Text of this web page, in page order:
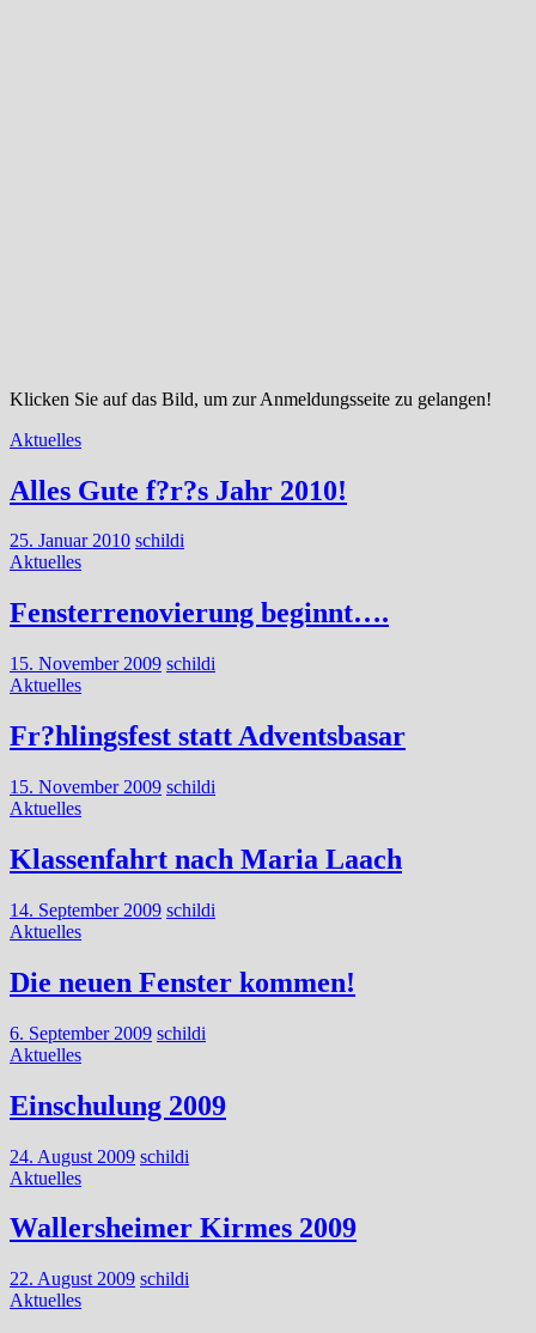
Klicken Sie auf das Bild, um zur Anmeldungsseite zu gelangen!
Aktuelles
Alles Gute f?r?s Jahr 2010!
25. Januar 2010 schildi
Aktuelles
Fensterrenovierung beginnt….
15. November 2009 schildi
Aktuelles
Fr?hlingsfest statt Adventsbasar
15. November 2009 schildi
Aktuelles
Klassenfahrt nach Maria Laach
14. September 2009 schildi
Aktuelles
Die neuen Fenster kommen!
6. September 2009 schildi
Aktuelles
Einschulung 2009
24. August 2009 schildi
Aktuelles
Wallersheimer Kirmes 2009
22. August 2009 schildi
Aktuelles